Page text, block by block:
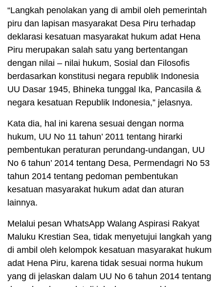
“Langkah penolakan yang di ambil oleh pemerintah
piru dan lapisan masyarakat Desa Piru terhadap
deklarasi kesatuan masyarakat hukum adat Hena
Piru merupakan salah satu yang bertentangan
dengan nilai – nilai hukum, Sosial dan Filosofis
berdasarkan konstitusi negara republik Indonesia
UU Dasar 1945, Bhineka tunggal Ika, Pancasila &
negara kesatuan Republik Indonesia,” jelasnya.
Kata dia, hal ini karena sesuai dengan norma
hukum, UU No 11 tahun’ 2011 tentang hirarki
pembentukan peraturan perundang-undangan, UU
No 6 tahun’ 2014 tentang Desa, Permendagri No 53
tahun 2014 tentang pedoman pembentukan
kesatuan masyarakat hukum adat dan aturan
lainnya.
Melalui pesan WhatsApp Walang Aspirasi Rakyat
Maluku Krestian Sea, tidak menyetujui langkah yang
di ambil oleh kelompok kesatuan masyarakat hukum
adat Hena Piru, karena tidak sesuai norma hukum
yang di jelaskan dalam UU No 6 tahun 2014 tentang